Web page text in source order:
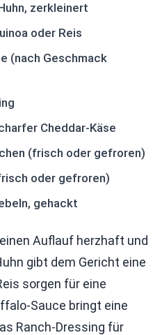
zerkleinert
oder Reis
(nach Geschmack
Cheddar-Käse
(frisch oder gefroren)
oder gefroren)
gehackt
Auflauf herzhaft und
gibt dem Gericht eine
sorgen für eine
Sauce bringt eine
Ranch-Dressing für